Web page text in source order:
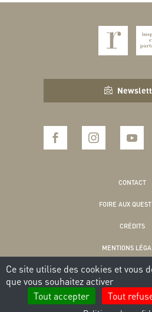
CONTACT
FOIRE AUX
CRÉDITS
MENTIONS
POLITIQUE DE
COOKIES
Ce site utilise des cookies et vous
que vous souhaitez activer
Tout accepter
Tout